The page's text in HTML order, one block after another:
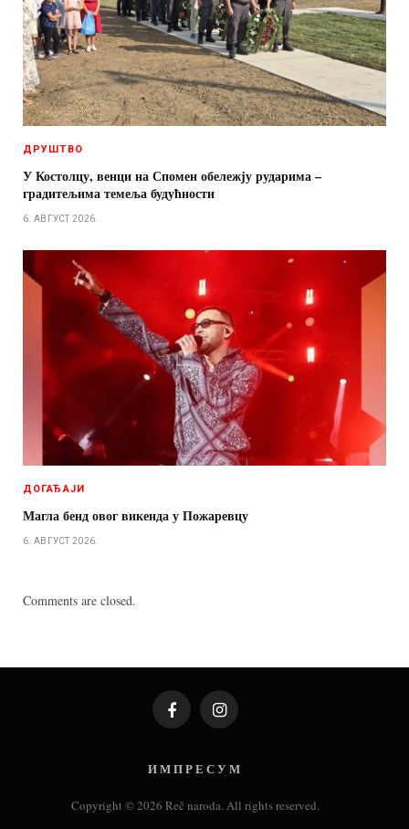
ДРУШТВО
У Костолцу, венци на Спомен обележју рударима –
градитељима темеља будућности
6. АВГУСТ 2026.
ДОГАЂАЈИ
Магла бенд овог викенда у Пожаревцу
6. АВГУСТ 2026.
Comments are closed.
FacebookInstagram
И М П Р Е С У М
Copyright © 2026 Reč naroda. All rights reserved.